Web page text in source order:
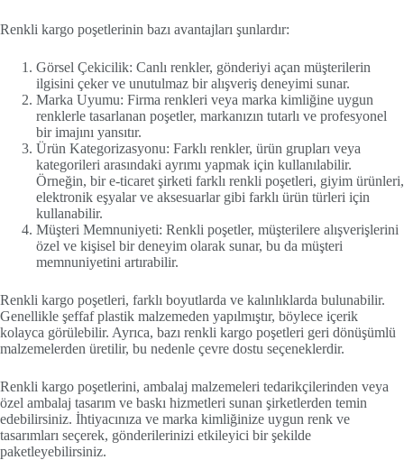
Renkli kargo poşetlerinin bazı avantajları şunlardır:
Görsel Çekicilik: Canlı renkler, gönderiyi açan müşterilerin
ilgisini çeker ve unutulmaz bir alışveriş deneyimi sunar.
Marka Uyumu: Firma renkleri veya marka kimliğine uygun
renklerle tasarlanan poşetler, markanızın tutarlı ve profesyonel
bir imajını yansıtır.
Ürün Kategorizasyonu: Farklı renkler, ürün grupları veya
kategorileri arasındaki ayrımı yapmak için kullanılabilir.
Örneğin, bir e-ticaret şirketi farklı renkli poşetleri, giyim ürünleri,
elektronik eşyalar ve aksesuarlar gibi farklı ürün türleri için
kullanabilir.
Müşteri Memnuniyeti: Renkli poşetler, müşterilere alışverişlerini
özel ve kişisel bir deneyim olarak sunar, bu da müşteri
memnuniyetini artırabilir.
Renkli kargo poşetleri, farklı boyutlarda ve kalınlıklarda bulunabilir.
Genellikle şeffaf plastik malzemeden yapılmıştır, böylece içerik
kolayca görülebilir. Ayrıca, bazı renkli kargo poşetleri geri dönüşümlü
malzemelerden üretilir, bu nedenle çevre dostu seçeneklerdir.
Renkli kargo poşetlerini, ambalaj malzemeleri tedarikçilerinden veya
özel ambalaj tasarım ve baskı hizmetleri sunan şirketlerden temin
edebilirsiniz. İhtiyacınıza ve marka kimliğinize uygun renk ve
tasarımları seçerek, gönderilerinizi etkileyici bir şekilde
paketleyebilirsiniz.